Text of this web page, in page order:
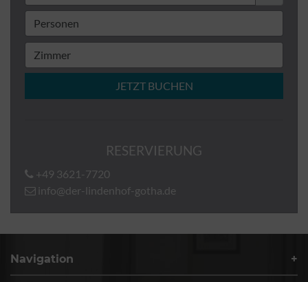
JETZT BUCHEN
RESERVIERUNG
+49 3621-7720
info@der-lindenhof-gotha.de
Navigation